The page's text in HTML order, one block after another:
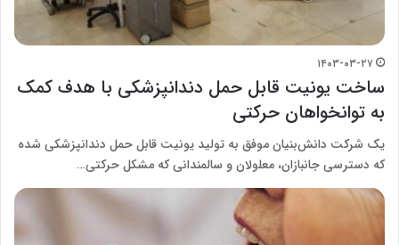
۱۴۰۳-۰۳-۲۷
ساخت یونیت قابل حمل دندانپزشکی با هدف کمک
به توانخواهان حرکتی
یک شرکت دانش‌بنیان موفق به تولید یونیت قابل حمل دندانپزشکی شده
که دسترسی جانبازان، معلولان و سالمندانی که مشکل حرکتی…